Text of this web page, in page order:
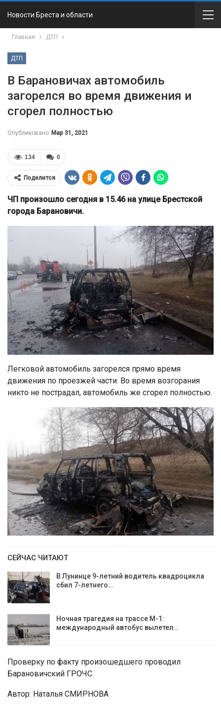
Новости Бреста и области
Главная ДТП
ДТП
В Барановичах автомобиль
загорелся во время движения и
сгорел полностью
Опубликовано Мар 31, 2021
0
134
Поделится
ЧП произошло сегодня в 15.46 на улице Брестской
города Барановичи.
Легковой автомобиль загорелся прямо время
движения по проезжей части. Во время возгорания
никто не пострадал, автомобиль же сгорел полностью.
СЕЙЧАС ЧИТАЮТ
В Лунинце 9-летний водитель квадроцикла
сбил 7-летнего…
Ночная трагедия на трассе М-1:
международный автобус вылетел…
Проверку по факту произошедшего проводил
Барановичский ГРОЧС.
Автор: Наталья СМИРНОВА